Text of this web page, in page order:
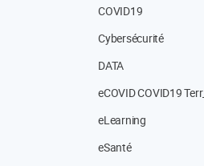
COVID19
Cybersécurité
DATA
eCOVID COVID19
eLearning
eSanté